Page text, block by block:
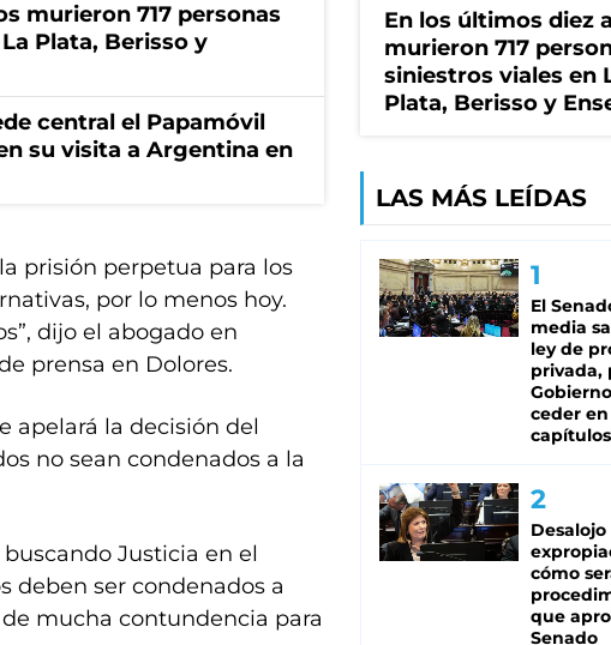
murieron 717 personas
Plata, Berisso y
central el Papamóvil
su visita a Argentina en
prisión perpetua para los
por lo menos hoy.
dijo el abogado en
prensa en Dolores.
apelará la decisión del
no sean condenados a la
Justicia en el
deben ser condenados a
mucha contundencia para
En los últimos diez
murieron 717
siniestros viales en
Plata, Berisso y
LAS MÁS LEÍDAS
El
media
ley de
privada,
ceder
capítulos
cómo
que
Senado